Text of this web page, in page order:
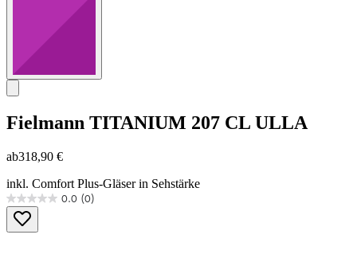
Fielmann TITANIUM 207 CL ULLA
ab318,90 €
inkl. Comfort Plus-Gläser in Sehstärke
0.0 (0)
0.0
von
5